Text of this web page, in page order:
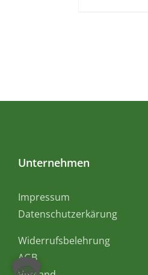
Unternehmen
Impressum
Datenschutzerkärung
Widerrufsbelehrung
AGB